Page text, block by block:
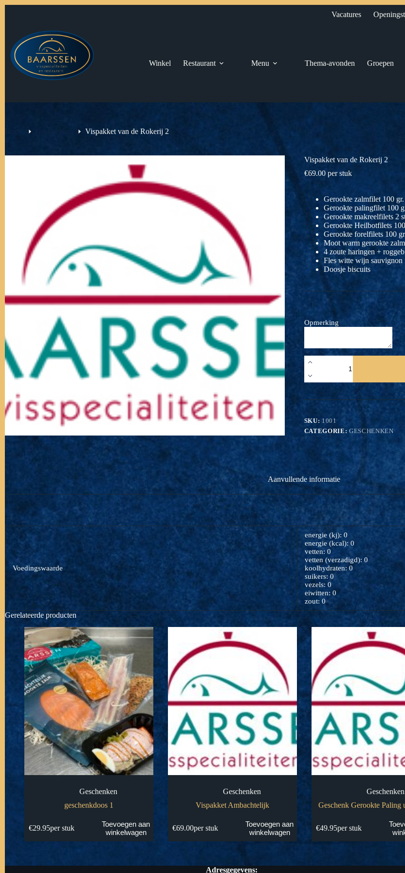
inhoud
Vacatures
Winkel Restaurant Menu Thema-avonden Groepen
Vispakket van de Rokerij 2
Vispakket van de Rokerij 2
€69.00 per stuk
Gerookte zalmfilet 100 gr.
Gerookte palingfilet 100
Gerookte makreelfilets 2
Gerookte Heilbotfilets
Gerookte forelfilets 100
Moot warm gerookte zalm
4 zoute haringen +
Fles witte wijn sauvignon
Doosje biscuits
Opmerking
Vispakket
de
Rokerij
aantal
SKU: 1001
CATEGORIE: GESCHENKEN
Aanvullende informatie
Voedingswaarde
energie (kj): 0
energie (kcal): 0
vetten: 0
vetten (verzadigd): 0
koolhydraten: 0
suikers: 0
vezels: 0
eiwitten: 0
zout: 0
Gerelateerde producten
Geschenken
geschenkdoos 1
€29.95per stuk
Toevoegen aan
winkelwagen
Geschenken
Vispakket Ambachtelijk
€69.00per stuk
Toevoegen aan
winkelwagen
Geschenken
Geschenk Gerookte Paling
€49.95per stuk
Adresgegevens: